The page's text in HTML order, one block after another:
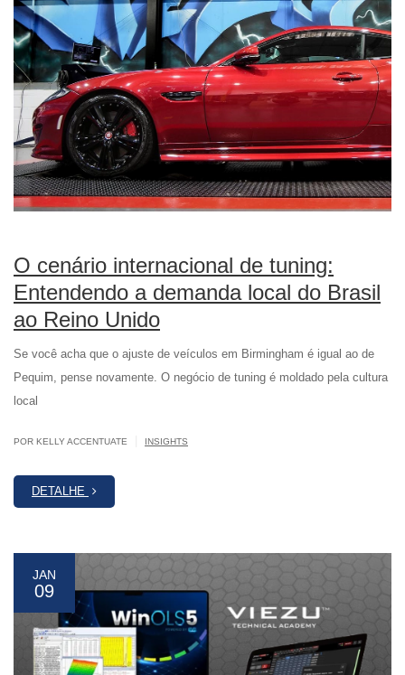
O cenário internacional de tuning:
Entendendo a demanda local do Brasil
ao Reino Unido
Se você acha que o ajuste de veículos em Birmingham é igual ao de
Pequim, pense novamente. O negócio de tuning é moldado pela cultura
local
POR KELLY ACCENTUATE INSIGHTS
DETALHE
JAN
09